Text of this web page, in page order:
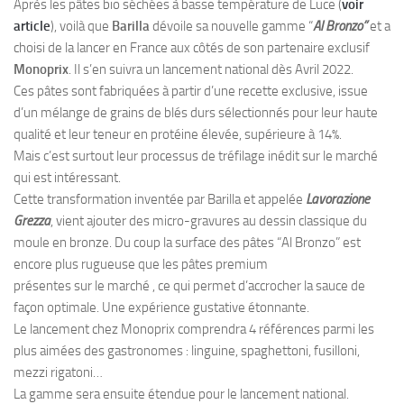
Après les pâtes bio séchées à basse température de Luce (voir
article), voilà que Barilladévoile sa nouvelle gamme “Al Bronzo”et a
choisi de la lancer en France aux côtés de son partenaire exclusif
Monoprix. Il s’en suivra un lancement national dès Avril 2022.
Ces pâtes sont fabriquées à partir d’une recette exclusive, issue
d’un mélange de grains de blés durs sélectionnés pour leur haute
qualité et leur teneur en protéine élevée, supérieure à 14%.
Mais c’est surtout leur processus de tréfilage inédit sur le marché
qui est intéressant.
Cette transformation inventée par Barilla et appelée Lavorazione
Grezza, vient ajouter des micro-gravures au dessin classique du
moule en bronze. Du coup la surface des pâtes “Al Bronzo” est
encore plus rugueuse que les pâtes premium
présentes sur le marché , ce qui permet d’accrocher la sauce de
façon optimale. Une expérience gustative étonnante.
Le lancement chez Monoprix comprendra 4 références parmi les
plus aimées des gastronomes : linguine, spaghettoni, fusilloni,
mezzi rigatoni…
La gamme sera ensuite étendue pour le lancement national.